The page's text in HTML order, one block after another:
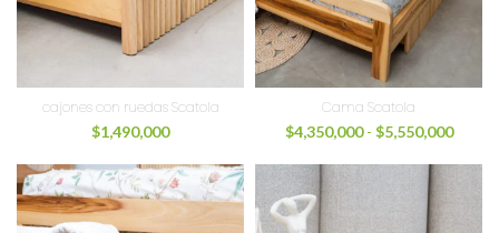
cajones con ruedas Scatola
$1,490,000
Cama Scatola
$4,350,000 - $5,550,000